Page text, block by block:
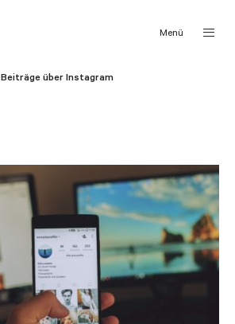
Menü
Beiträge über Instagram